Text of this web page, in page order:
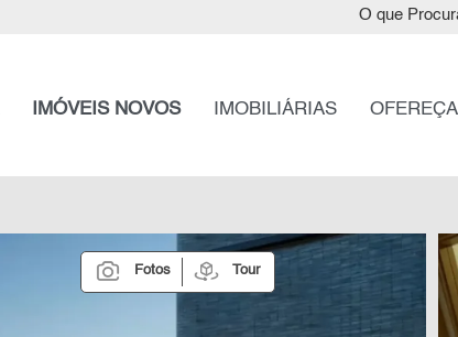
O que
IMÓVEIS NOVOS IMOBILIÁRIAS
Fotos Tour